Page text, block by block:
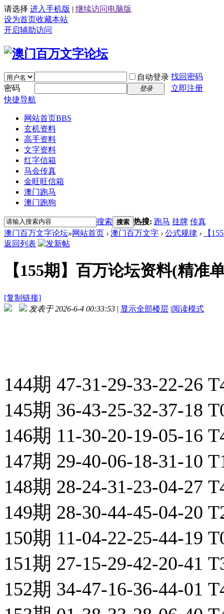
请选择 进入手机版 | 继续访问电脑版
设为首页收藏本站
开启辅助访问
自动登录 找回密码
密码
登录
立即注册
快捷导航
网站首页BBS
玄机资料
高手资料
文字资料
红字信箱
马会传真
金旺旺信箱
澳门跑马
澳门跑狗
搜索 搜索 热搜: 跑马 挂牌 传真
澳门百万文字论坛»网站首页 › 澳门百万文字 › 公式规律 ›
【
返回列表
【155期】百万论坛资料(精准
[复制链接]
发表于 2026-6-4 00:33:53 | 显示全部楼层 |阅读模式
144期 47-31-29-33-22-26
145期 36-43-25-32-37-18
146期 11-30-20-19-05-16
147期 29-40-06-18-31-10
148期 28-24-31-23-04-27
149期 28-30-44-45-04-20
150期 11-04-22-25-44-19
151期 27-15-29-42-20-41
152期 34-47-16-36-44-01